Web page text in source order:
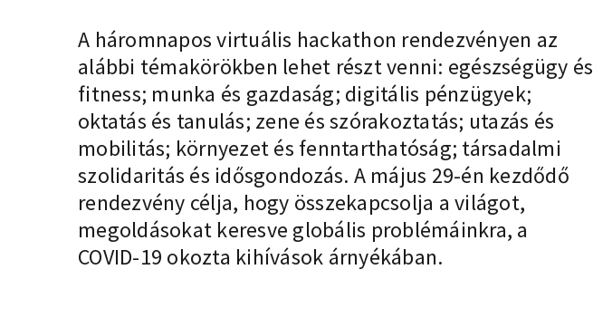
A háromnapos virtuális hackathon rendezvényen az
alábbi témakörökben lehet részt venni: egészségügy és
fitness; munka és gazdaság; digitális pénzügyek;
oktatás és tanulás; zene és szórakoztatás; utazás és
mobilitás; környezet és fenntarthatóság; társadalmi
szolidaritás és idősgondozás. A május 29-én kezdődő
rendezvény célja, hogy összekapcsolja a világot,
megoldásokat keresve globális problémáinkra, a
COVID-19 okozta kihívások árnyékában.